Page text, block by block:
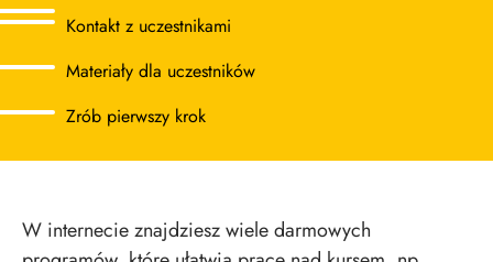
Kontakt z uczestnikami
Materiały dla uczestników
Zrób pierwszy krok
W internecie znajdziesz wiele darmowych